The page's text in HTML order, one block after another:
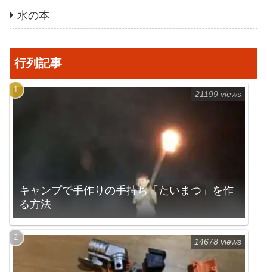
水の本
行列記事
キャンプで手作りの手持ち「たいまつ」を作
る方法
21199 views
14678 views